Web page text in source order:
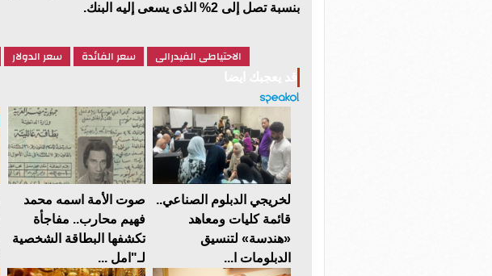
بنسبة تصل إلى 2% الذى يسعى إليه البنك.
الاحتياطى الفيدرالى سعر الفائدة سعر الدولار
لخريجي الدبلوم الصناعي..
قائمة كليات ومعاهد
«هندسة» لتنسيق
الدبلومات ا...
صوت الأمة اسمه محمد
فهيم محارب.. مفاجأة
تكشفها البطاقة الشخصية
لـ"امل ...